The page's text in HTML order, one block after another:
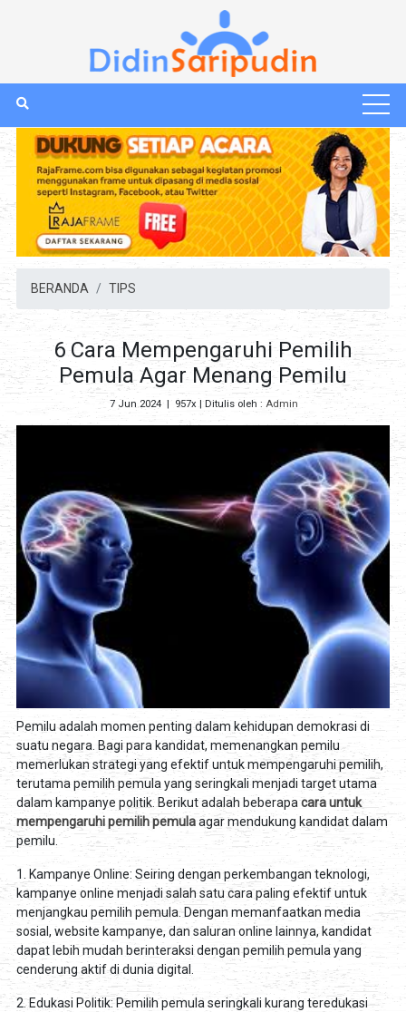
BERANDA TIPS
6 Cara Mempengaruhi Pemilih
Pemula Agar Menang Pemilu
7 Jun 2024 957x | Ditulis oleh :Admin
Pemilu adalah momen penting dalam kehidupan demokrasi di
suatu negara. Bagi para kandidat, memenangkan pemilu
memerlukan strategi yang efektif untuk mempengaruhi pemilih,
terutama pemilih pemula yang seringkali menjadi target utama
dalam kampanye politik. Berikut adalah beberapacara untuk
mempengaruhi pemilih pemulaagar mendukung kandidat dalam
pemilu.
1. Kampanye Online: Seiring dengan perkembangan teknologi,
kampanye online menjadi salah satu cara paling efektif untuk
menjangkau pemilih pemula. Dengan memanfaatkan media
sosial, website kampanye, dan saluran online lainnya, kandidat
dapat lebih mudah berinteraksi dengan pemilih pemula yang
cenderung aktif di dunia digital.
2. Edukasi Politik: Pemilih pemula seringkali kurang teredukasi